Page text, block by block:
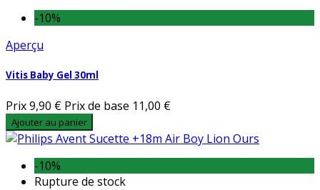
-10%
Aperçu
Vitis Baby Gel 30ml
Prix9,90 € Prix de base 11,00 €
Ajouter au panier
-10%
Rupture de stock